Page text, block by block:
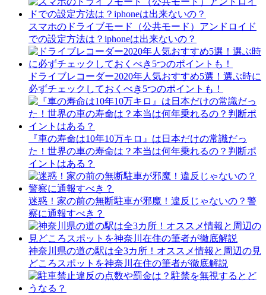
スマホのドライブモード（公共モード）アンドロイド
での設定方法は？iphoneは出来ないの？
ドライブレコーダー2020年人気おすすめ5選！選ぶ時に
必ずチェックしておくべき5つのポイントも！
『車の寿命は10年10万キロ』は日本だけの常識だっ
た！世界の車の寿命は？本当は何年乗れるの？判断ポ
イントはある？
迷惑！家の前の無断駐車が邪魔！違反じゃないの？警
察に通報すべき？
神奈川県の道の駅は全3カ所！オススメ情報と周辺の見
どころスポットを神奈川在住の筆者が徹底解説